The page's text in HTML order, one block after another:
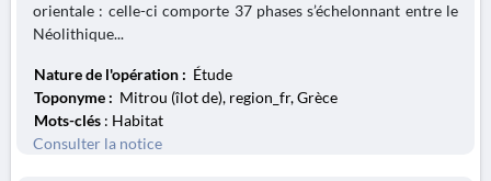
orientale : celle-ci comporte 37 phases s’échelonnant entre le
Néolithique...
Nature de l'opération : Étude
Toponyme : Mitrou (îlot de), region_fr, Grèce
Mots-clés : Habitat
Consulter la notice